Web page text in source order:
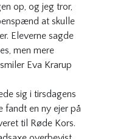
op, og jeg tror,
at skulle
Eleverne sagde
men mere
Eva Krarup
sig i tirsdagens
fandt en ny ejer på
til Røde Kors.